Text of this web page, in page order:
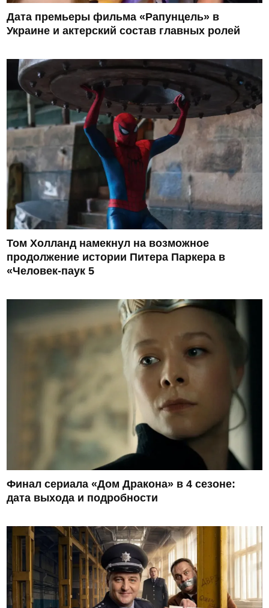
Дата премьеры фильма «Рапунцель» в
Украине и актерский состав главных ролей
Том Холланд намекнул на возможное
продолжение истории Питера Паркера в
«Человек-паук 5
Финал сериала «Дом Дракона» в 4 сезоне:
дата выхода и подробности